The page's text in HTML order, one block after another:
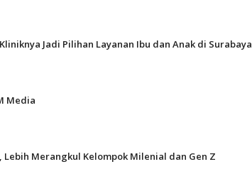
Jadi Pilihan Layanan Ibu dan Anak di Surabaya
Media
Merangkul Kelompok Milenial dan Gen Z